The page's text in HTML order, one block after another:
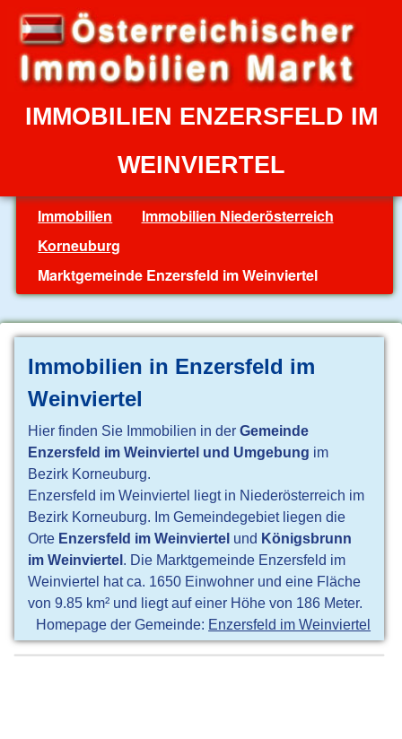
IMMOBILIEN ENZERSFELD IM
WEINVIERTEL
Immobilien
Immobilien Niederösterreich
Korneuburg
Marktgemeinde Enzersfeld im Weinviertel
Immobilien in Enzersfeld im
Weinviertel
Hier finden Sie Immobilien in derGemeinde
Enzersfeld im Weinviertel und Umgebung im
Bezirk Korneuburg.
Enzersfeld im Weinviertel liegt in Niederösterreich im
Bezirk Korneuburg. Im Gemeindegebiet liegen die
Orte Enzersfeld im Weinviertel und Königsbrunn
im Weinviertel. Die Marktgemeinde Enzersfeld im
Weinviertel hat ca. 1650 Einwohner und eine Fläche
von 9.85 km² und liegt auf einer Höhe von 186 Meter.
Homepage der Gemeinde: Enzersfeld im Weinviertel